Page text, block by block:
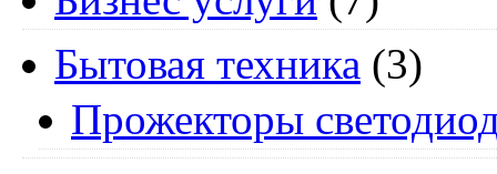
Бытовая техника (3)
Прожекторы